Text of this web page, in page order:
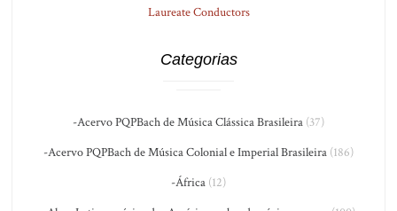
Laureate Conductors
Categorias
-Acervo PQPBach de Música Clássica Brasileira (37)
-Acervo PQPBach de Música Colonial e Imperial Brasileira (186)
-África (12)